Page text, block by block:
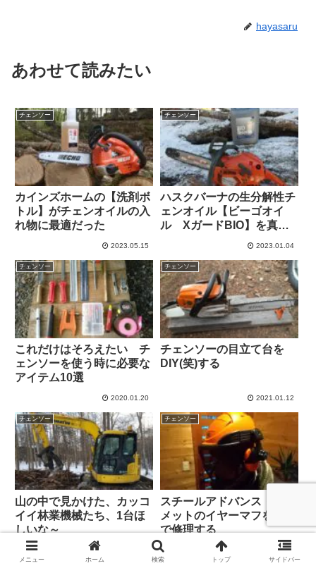
hayasaru
あわせて読みたい
チェンソー
カインズホームの【洗剤ボ
トル】がチェンオイルの入
れ物に最適だった
2023.05.15
チェンソー
ハスクバーナの生分解性チ
ェンオイル【ビーゴオイ
ル XガードBIO】を真冬
2023.01.04
チェンソー
これだけはそろえたい チ
ェンソーを使う時に必要な
アイテム10選
2020.01.20
チェンソー
チェンソーの目立て台を
DIY(笑)する
2021.01.12
チェンソー
山の中で見かけた、カッコ
イイ林業機械たち、1台ほ
しいな～
チェンソー
スチールアドバンス・ヘル
メットのイヤーマフをDIY
で修理する
2021.12.22
メニュー ホーム 検索 トップ サイドバー